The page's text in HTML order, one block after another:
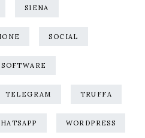
SIENA
SOCIAL
SOFTWARE
TELEGRAM TRUFFA
WORDPRESS